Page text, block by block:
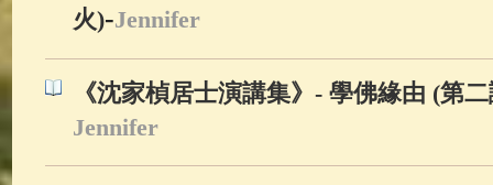
火)-Jennifer
《沈家楨居士演講集》- 學佛緣由 (第
Jennifer